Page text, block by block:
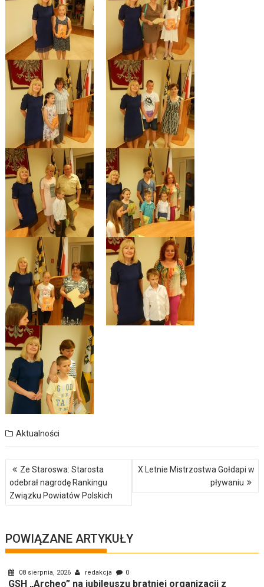
Aktualności
Nawigacja
wpisu
Ze Staroswa: Starosta
odebrał nagrodę Rankingu
Związku Powiatów Polskich
X Letnie Mistrzostwa Gołdapi w
pływaniu
POWIĄZANE ARTYKUŁY
08 sierpnia, 2026 redakcja 0
GSH „Archeo” na jubileuszu bratniej organizacji z